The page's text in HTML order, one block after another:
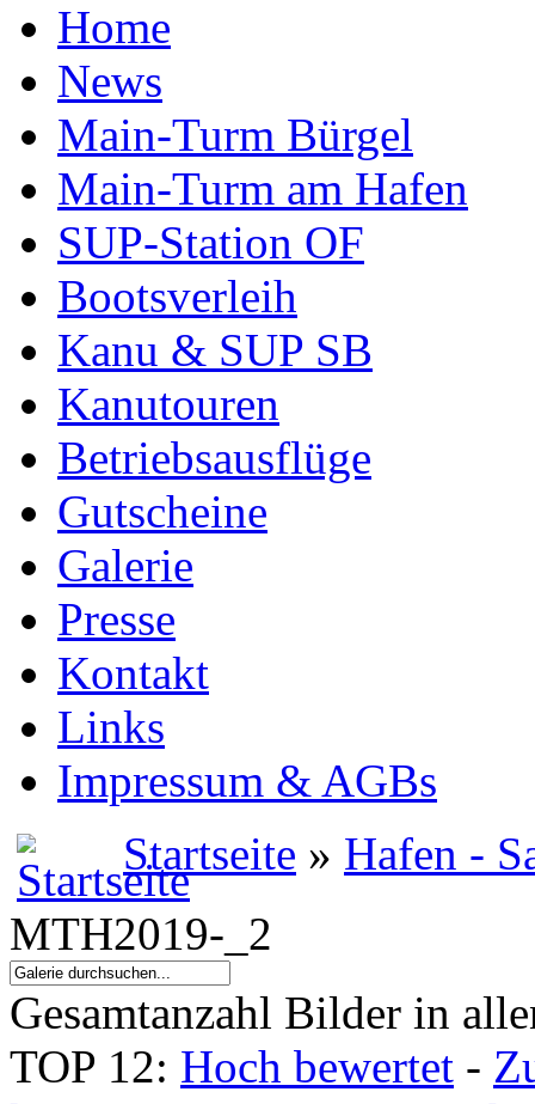
Home
News
Main-Turm Bürgel
Main-Turm am Hafen
SUP-Station OF
Bootsverleih
Kanu & SUP SB
Kanutouren
Betriebsausflüge
Gutscheine
Galerie
Presse
Kontakt
Links
Impressum & AGBs
Startseite » Hafen -
MTH2019-_2
Gesamtanzahl Bilder in
TOP 12: Hoch bewertet -